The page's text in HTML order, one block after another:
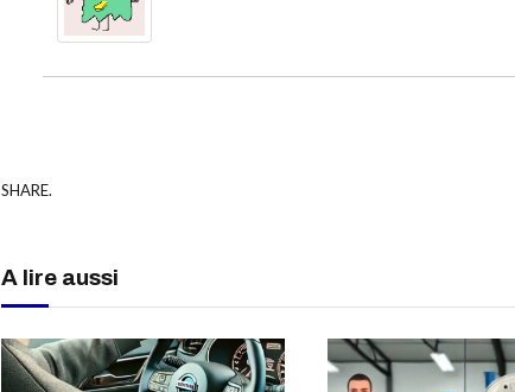
SHARE.
A lire aussi